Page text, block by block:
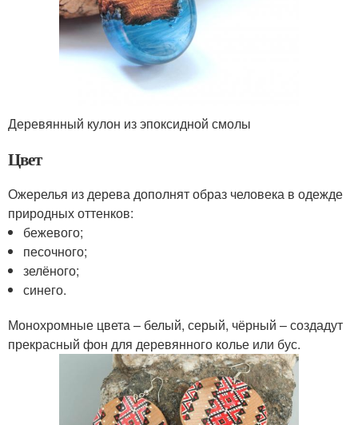
Деревянный кулон из эпоксидной смолы
Цвет
Ожерелья из дерева дополнят образ человека в одежде
природных оттенков:
бежевого;
песочного;
зелёного;
синего.
Монохромные цвета – белый, серый, чёрный – создадут
прекрасный фон для деревянного колье или бус.